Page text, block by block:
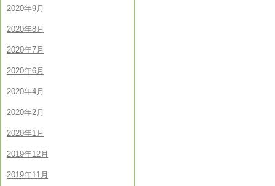
2020年9月
2020年8月
2020年7月
2020年6月
2020年4月
2020年2月
2020年1月
2019年12月
2019年11月